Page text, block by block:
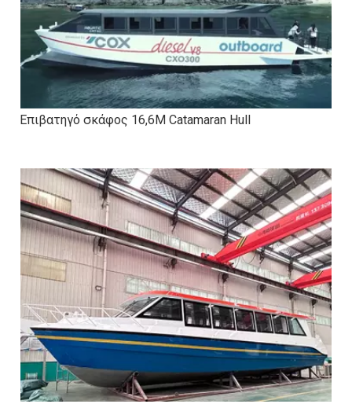
Επιβατηγό σκάφος 16,6M Catamaran Hull